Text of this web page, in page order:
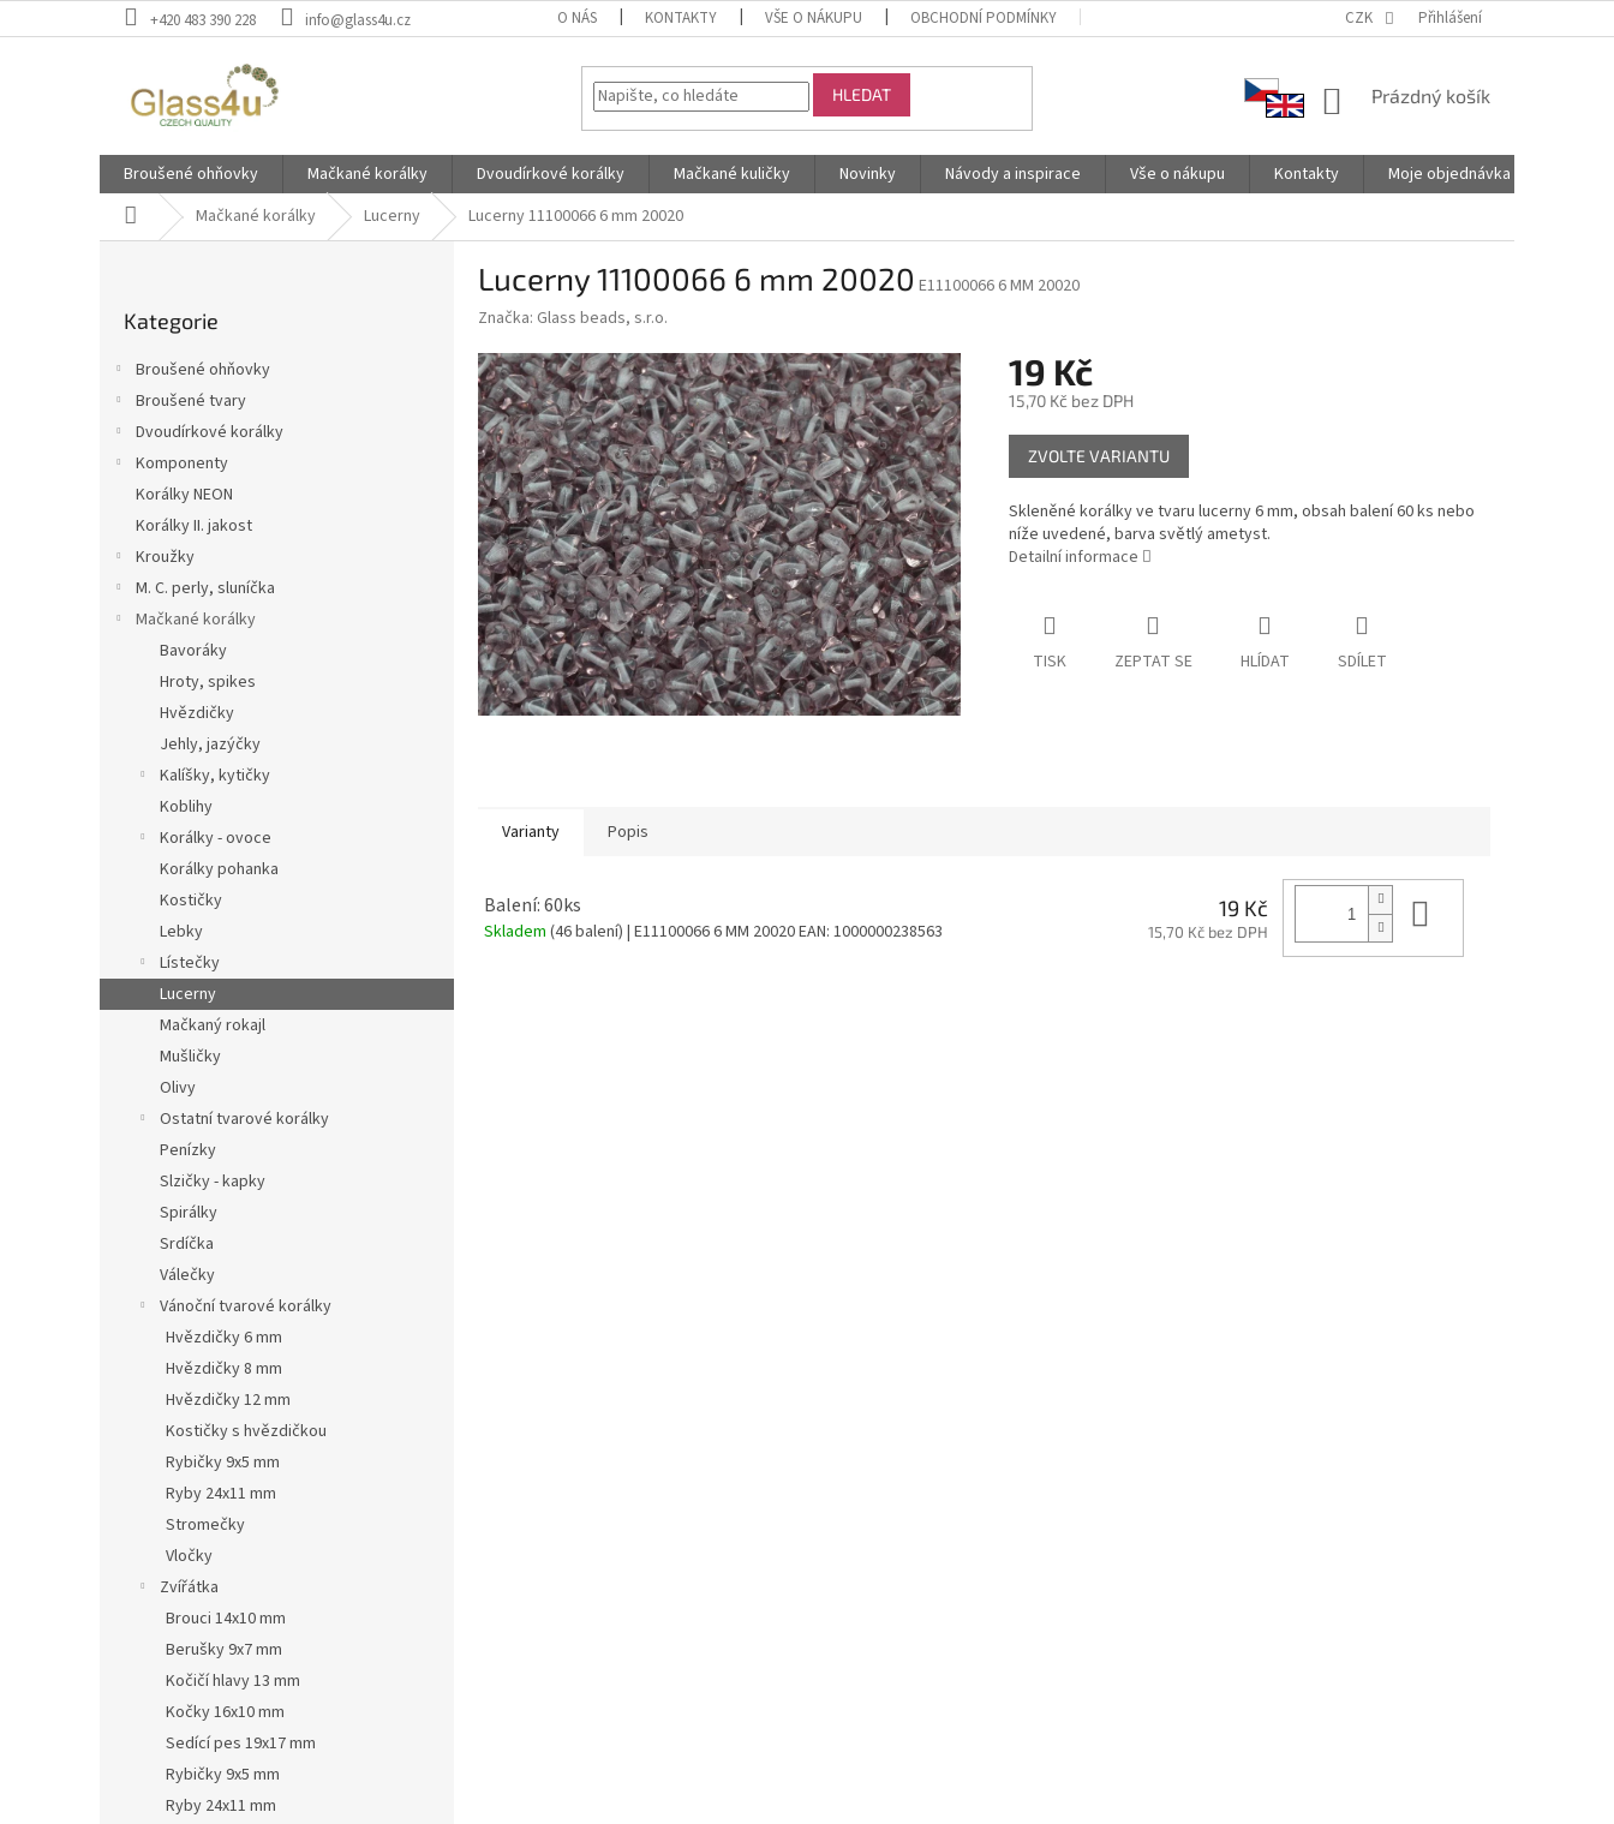
na
+420 483 390 228 info@glass4u.cz O NÁS KONTAKTY VŠE O NÁKUPU OBCHODNÍ PODMÍNKY PODMÍNKY OCHRANY OSOBNÍCH ÚDAJŮ SPOLUPRACUJEME
CZK Přihlášení
HLEDAT
NÁKUPNÍ
Prázdný košík
Broušené ohňovky Mačkané korálky Dvoudírkové korálky Mačkané kuličky Novinky Návody a inspirace Vše o nákupu Kontakty
Moje objednávka
Domů Mačkané korálky Lucerny Lucerny 11100066 6 mm 20020
kategorie
Kategorie
Broušené ohňovky
Broušené tvary
Dvoudírkové korálky
Komponenty
Korálky NEON
Korálky II. jakost
Kroužky
M. C. perly, sluníčka
Mačkané korálky
Bavoráky
Hroty, spikes
Hvězdičky
Jehly, jazýčky
Kalíšky, kytičky
Koblihy
Korálky - ovoce
Korálky pohanka
Kostičky
Lebky
Lístečky
Lucerny
Mačkaný rokajl
Mušličky
Olivy
Ostatní tvarové korálky
Penízky
Slzičky - kapky
Spirálky
Srdíčka
Válečky
Vánoční tvarové korálky
Hvězdičky 6 mm
Hvězdičky 8 mm
Hvězdičky 12 mm
Kostičky s hvězdičkou
Rybičky 9x5 mm
Ryby 24x11 mm
Stromečky
Vločky
Zvířátka
Brouci 14x10 mm
Berušky 9x7 mm
Kočičí hlavy 13 mm
Kočky 16x10 mm
Sedící pes 19x17 mm
Rybičky 9x5 mm
Ryby 24x11 mm
Lucerny 11100066 6 mm 20020 E11100066 6 MM 20020
Značka: Glass beads, s.r.o.
19 Kč
15,70 Kč bez DPH
Měrná
cena:
ZVOLTE VARIANTU
Skleněné korálky ve tvaru lucerny 6 mm, obsah balení 60 ks nebo
níže uvedené, barva světlý ametyst.
Detailní informace
TISK ZEPTAT SE HLÍDAT SDÍLET
Varianty Popis
Balení: 60ks
Skladem (46 balení) | E11100066 6 MM 20020EAN: 1000000238563
19 Kč
15,70 Kč bez DPH